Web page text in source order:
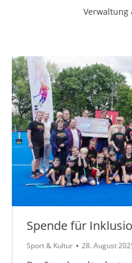
Verwaltung
Spende für
Sport & Kultur 28. August